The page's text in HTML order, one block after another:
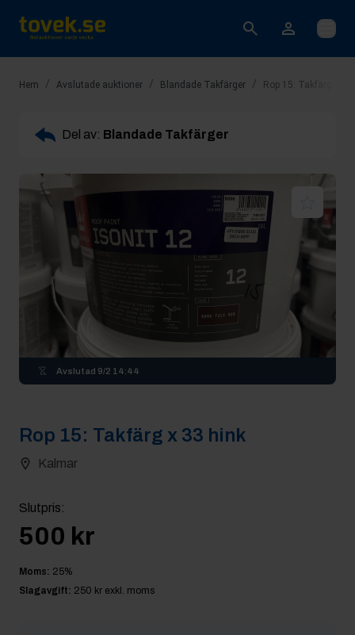
Öppna
Hem / Avslutade auktioner / Blandade Takfärger / Rop 15: Takfärg x 33
Del av: Blandade Takfärger
Avslutad 9/2 14:44
Rop 15: Takfärg x 33 hink
Kalmar
Slutpris:
500 kr
Moms: 25%
Slagavgift: 250 kr exkl. moms